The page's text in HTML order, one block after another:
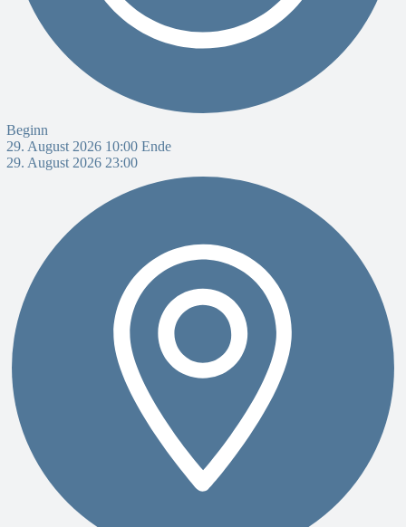
Beginn
29. August 2026 10:00 Ende
29. August 2026 23:00